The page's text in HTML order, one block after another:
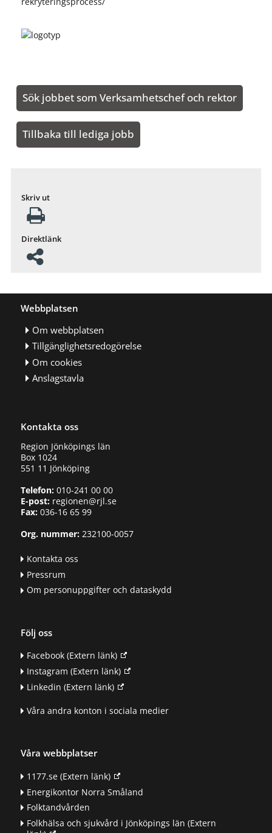
Sök jobbet som Verksamhetschef och rektor
Tillbaka till lediga jobb
Skriv ut
Direktlänk
Webbplatsen
Om webbplatsen
Tillgänglighetsredogörelse
Om cookies
Anslagstavla
Kontakta oss
Region Jönköpings län
Box 1024
551 11 Jönköping
Telefon:010-241 00 00
E-post:regionen@rjl.se
Fax: 036-16 65 99
Org. nummer:232100-0057
Kontakta oss
Pressrum
Om personuppgifter och dataskydd
Följ oss
Facebook(Extern länk)
Instagram (Extern länk)
Linkedin (Extern länk)
Våra andra konton i sociala medier
Våra webbplatser
1177.se(Extern länk)
Energikontor Norra Småland
Folktandvården
Folkhälsa och sjukvård i Jönköpings län (Extern